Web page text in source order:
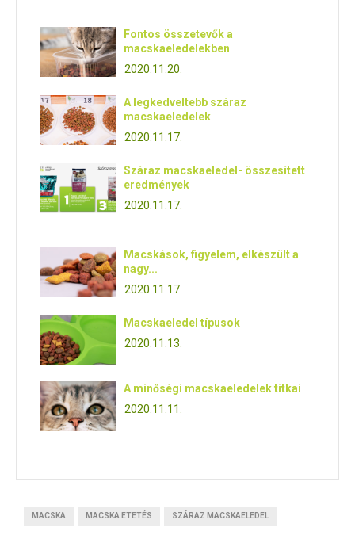
Fontos összetevők a
macskaeledelekben
2020.11.20.
A legkedveltebb száraz
macskaeledelek
2020.11.17.
Száraz macskaeledel- összesített
eredmények
2020.11.17.
Macskások, figyelem, elkészült a
nagy...
2020.11.17.
Macskaeledel típusok
2020.11.13.
A minőségi macskaeledelek titkai
2020.11.11.
MACSKA MACSKA ETETÉS SZÁRAZ MACSKAELEDEL